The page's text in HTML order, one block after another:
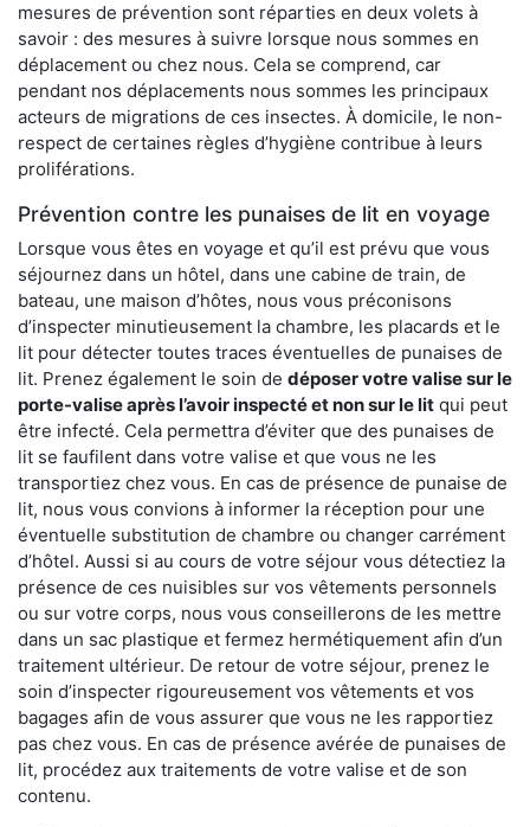
mesures de prévention sont réparties en deux volets à
savoir : des mesures à suivre lorsque nous sommes en
déplacement ou chez nous. Cela se comprend, car
pendant nos déplacements nous sommes les principaux
acteurs de migrations de ces insectes. À domicile, le non-
respect de certaines règles d’hygiène contribue à leurs
proliférations.
Prévention contre les punaises de lit en voyage
Lorsque vous êtes en voyage et qu’il est prévu que vous
séjournez dans un hôtel, dans une cabine de train, de
bateau, une maison d’hôtes, nous vous préconisons
d’inspecter minutieusement la chambre, les placards et le
lit pour détecter toutes traces éventuelles de punaises de
lit. Prenez également le soin de déposer votre valise sur le
porte-valise après l’avoir inspecté et non sur le lit qui peut
être infecté. Cela permettra d’éviter que des punaises de
lit se faufilent dans votre valise et que vous ne les
transportiez chez vous. En cas de présence de punaise de
lit, nous vous convions à informer la réception pour une
éventuelle substitution de chambre ou changer carrément
d’hôtel. Aussi si au cours de votre séjour vous détectiez la
présence de ces nuisibles sur vos vêtements personnels
ou sur votre corps, nous vous conseillerons de les mettre
dans un sac plastique et fermez hermétiquement afin d’un
traitement ultérieur. De retour de votre séjour, prenez le
soin d’inspecter rigoureusement vos vêtements et vos
bagages afin de vous assurer que vous ne les rapportiez
pas chez vous. En cas de présence avérée de punaises de
lit, procédez aux traitements de votre valise et de son
contenu.